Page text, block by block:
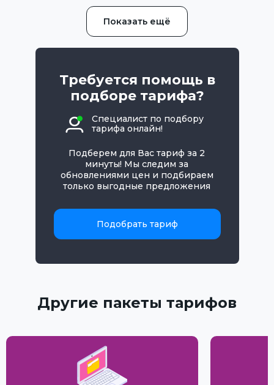
Показать ещё
Требуется помощь в
подборе тарифа?
Специалист по подбору
тарифа онлайн!
Подберем для Вас тариф за 2
минуты! Мы следим за
обновлениями цен и подбираем
только выгодные предложения
Подобрать тариф
Другие пакеты тарифов